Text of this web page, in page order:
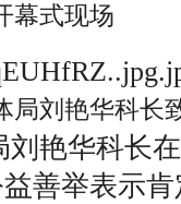
幕式现场
局刘艳华科长
艳华科长
善举表示